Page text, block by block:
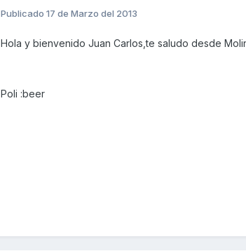
Publicado 17 de Marzo del 2013
Hola y bienvenido Juan Carlos,te saludo desde
Poli :beer